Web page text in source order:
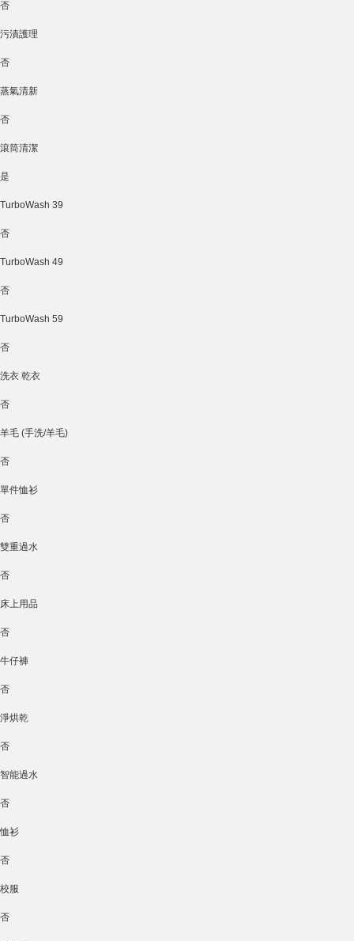
否
污漬護理
否
蒸氣清新
否
滾筒清潔
是
TurboWash 39
否
TurboWash 49
否
TurboWash 59
否
洗衣 乾衣
否
羊毛 (手洗/羊毛)
否
單件恤衫
否
雙重過水
否
床上用品
否
牛仔褲
否
淨烘乾
否
智能過水
否
恤衫
否
校服
否